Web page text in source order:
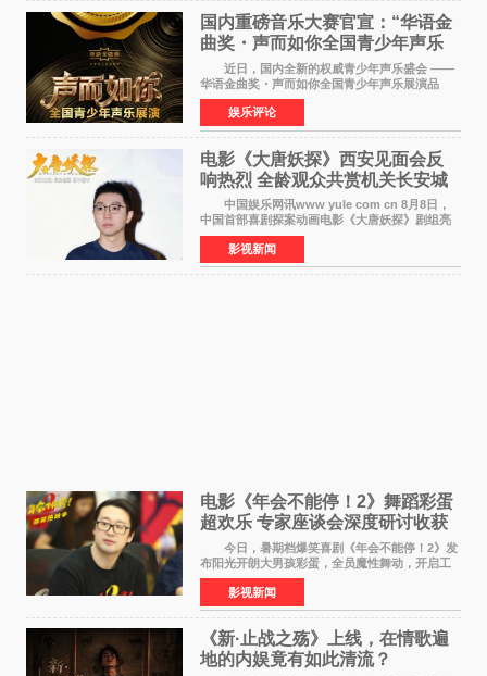
国内重磅音乐大赛官宣：“华语金
曲奖・声而如你全国青少年声乐
展演” 正式启幕，阿沁出任明星总
评审
近日，国内全新的权威青少年声乐盛会 ——
华语金曲奖・声而如你全国青少年声乐展演品
牌，在湖南长沙隆重举行官宣，国内又一高规格
青少年声乐赛事全面启航。 本赛事由寰宇声
扬联合华语金曲
娱乐评论
电影《大唐妖探》西安见面会反
响热烈 全龄观众共赏机关长安城
中国娱乐网讯www yule com cn 8月8日，
中国首部喜剧探案动画电影《大唐妖探》剧组亮
相西安，举办线下见面会活动。导演程腾、联合
导演黄珉、总制片人曹紫建、制片人李莹莹、领
衔声音出演雷淞然
影视新闻
电影《年会不能停！2》舞蹈彩蛋
超欢乐 专家座谈会深度研讨收获
满满
今日，暑期档爆笑喜剧《年会不能停！2》发
布阳光开朗大男孩彩蛋，全员魔性舞动，开启工
位狂欢模式。影片于昨日同步举办专家座谈会，
导演董润年、总制片人应萝佳出席现场，与一众
业内、学界专家
影视新闻
《新·止战之殇》上线，在情歌遍
地的内娱竟有如此清流？